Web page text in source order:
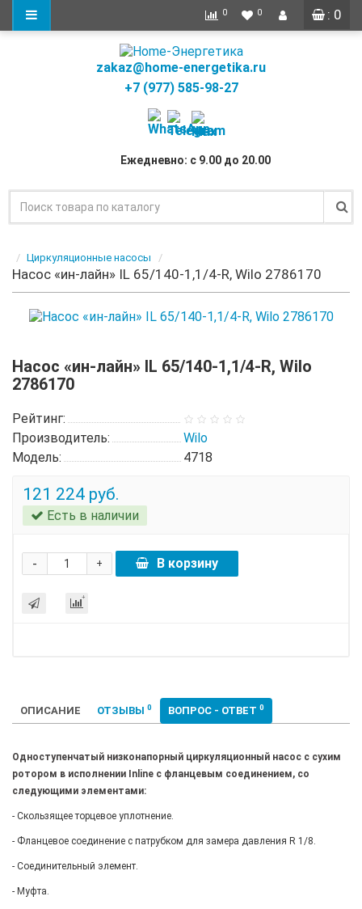
: 0
0 0
zakaz@home-energetika.ru
+7 (977) 585-98-27
Ежедневно: с 9.00 до 20.00
Циркуляционные насосы
Насос «ин-лайн» IL 65/140-1,1/4-R, Wilo 2786170
Насос «ин-лайн» IL 65/140-1,1/4-R, Wilo
2786170
Рейтинг:
Производитель:
Wilo
Модель:
4718
121 224 руб.
Есть в наличии
+
- В корзину
ОПИСАНИЕ ОТЗЫВЫ 0 ВОПРОС - ОТВЕТ 0
Одноступенчатый низконапорный циркуляционный насос с сухим
ротором в исполнении Inline с фланцевым соединением, со
следующими элементами:
- Скользящее торцевое уплотнение.
- Фланцевое соединение с патрубком для замера давления R 1/8.
- Соединительный элемент.
- Муфта.